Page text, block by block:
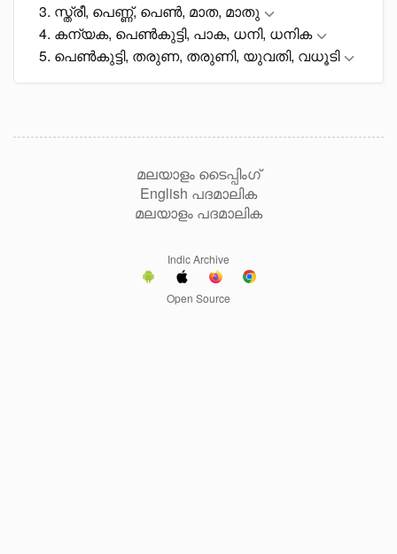
സ്ത്രീ, പെണ്ണ്, പെൺ, മാത, മാതു
കന്യക, പെൺകുട്ടി, പാക, ധനി, ധനിക
പെൺകുട്ടി, തരുണ, തരുണി, യുവതി, വധൂടി
മലയാളം ടൈപ്പിംഗ്
English പദമാലിക
മലയാളം പദമാലിക
Indic Archive
Open Source